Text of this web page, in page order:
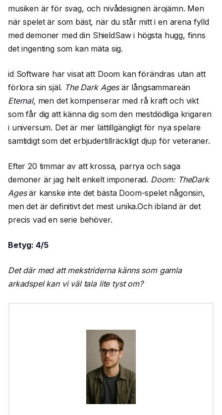
musiken är för svag, och nivådesignen ärojämn. Men
när spelet är som bäst, när du står mitt i en arena fylld
med demoner med din ShieldSaw i högsta hugg, finns
det ingenting som kan mäta sig.
id Software har visat att Doom kan förändras utan att
förlora sin själ. The Dark Ages är långsammareän
Eternal, men det kompenserar med rå kraft och vikt
som får dig att känna dig som den mestdödliga krigaren
i universum. Det är mer lättillgängligt för nya spelare
samtidigt som det erbjudertillräckligt djup för veteraner.
Efter 20 timmar av att krossa, parrya och saga
demoner är jag helt enkelt imponerad. Doom: TheDark
Agesär kanske inte det bästa Doom-spelet någonsin,
men det är definitivt det mest unika.Och ibland är det
precis vad en serie behöver.
Betyg: 4/5
Det där med att mekstriderna känns som gamla
arkadspel kan vi väl tala lite tyst om?